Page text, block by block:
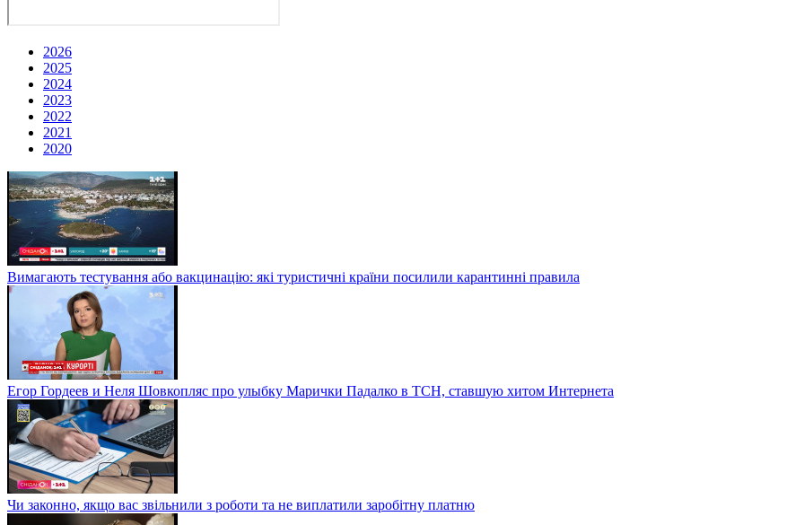
2026
2025
2024
2023
2022
2021
2020
Вимагають тестування або вакцинацію: які туристичні країни посилили карантинні правила
Егор Гордеев и Неля Шовкопляс про улыбку Марички Падалко в ТСН, ставшую хитом Интернета
Чи законно, якщо вас звільнили з роботи та не виплатили заробітну платню